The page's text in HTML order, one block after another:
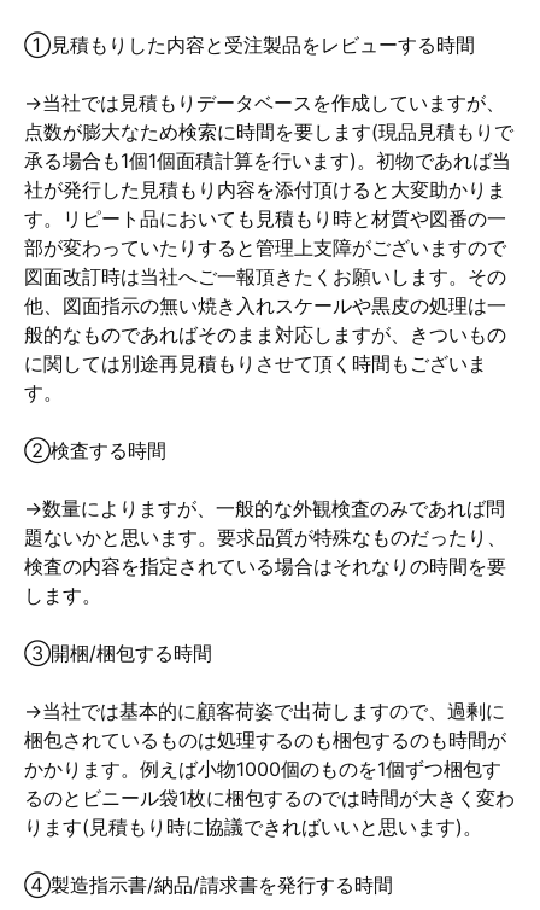
①見積もりした内容と受注製品をレビューする時間
→当社では見積もりデータベースを作成していますが、
点数が膨大なため検索に時間を要します(現品見積もりで
承る場合も1個1個面積計算を行います)。初物であれば当
社が発行した見積もり内容を添付頂けると大変助かりま
す。リピート品においても見積もり時と材質や図番の一
部が変わっていたりすると管理上支障がございますので
図面改訂時は当社へご一報頂きたくお願いします。その
他、図面指示の無い焼き入れスケールや黒皮の処理は一
般的なものであればそのまま対応しますが、きついもの
に関しては別途再見積もりさせて頂く時間もございま
す。
②検査する時間
→数量によりますが、一般的な外観検査のみであれば問
題ないかと思います。要求品質が特殊なものだったり、
検査の内容を指定されている場合はそれなりの時間を要
します。
③開梱/梱包する時間
→当社では基本的に顧客荷姿で出荷しますので、過剰に
梱包されているものは処理するのも梱包するのも時間が
かかります。例えば小物1000個のものを1個ずつ梱包す
るのとビニール袋1枚に梱包するのでは時間が大きく変わ
ります(見積もり時に協議できればいいと思います)。
④製造指示書/納品/請求書を発行する時間